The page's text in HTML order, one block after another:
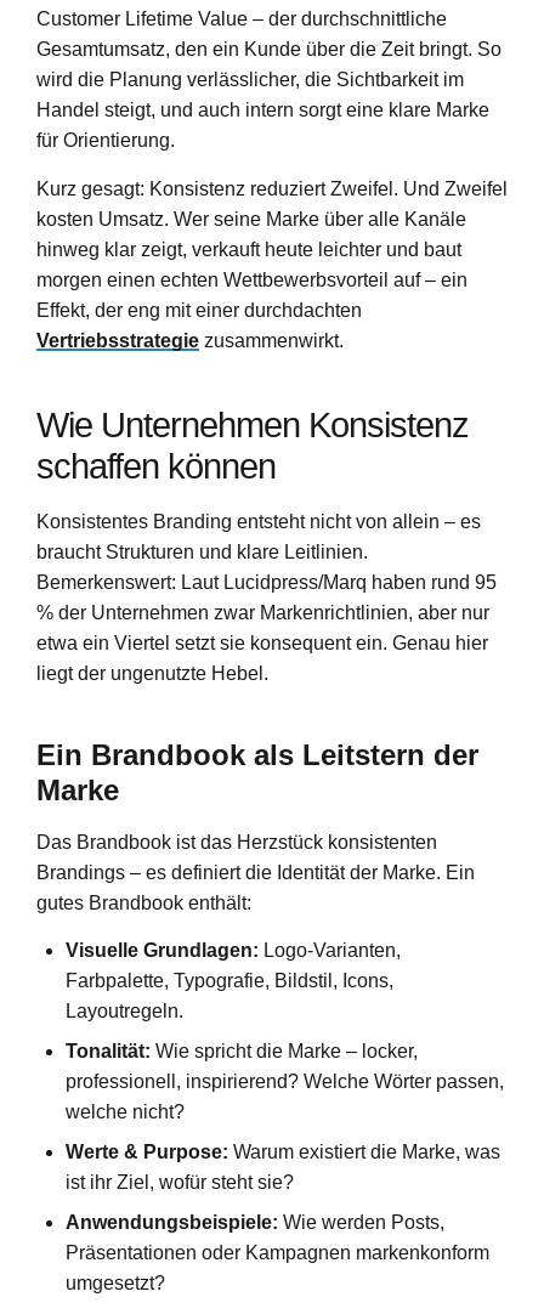
Customer Lifetime Value – der durchschnittliche
Gesamtumsatz, den ein Kunde über die Zeit bringt. So
wird die Planung verlässlicher, die Sichtbarkeit im
Handel steigt, und auch intern sorgt eine klare Marke
für Orientierung.
Kurz gesagt: Konsistenz reduziert Zweifel. Und Zweifel
kosten Umsatz. Wer seine Marke über alle Kanäle
hinweg klar zeigt, verkauft heute leichter und baut
morgen einen echten Wettbewerbsvorteil auf – ein
Effekt, der eng mit einer durchdachten
Vertriebsstrategie zusammenwirkt.
Wie Unternehmen Konsistenz
schaffen können
Konsistentes Branding entsteht nicht von allein – es
braucht Strukturen und klare Leitlinien.
Bemerkenswert: Laut Lucidpress/Marq haben rund 95
% der Unternehmen zwar Markenrichtlinien, aber nur
etwa ein Viertel setzt sie konsequent ein. Genau hier
liegt der ungenutzte Hebel.
Ein Brandbook als Leitstern der
Marke
Das Brandbook ist das Herzstück konsistenten
Brandings – es definiert die Identität der Marke. Ein
gutes Brandbook enthält:
Visuelle Grundlagen: Logo-Varianten,
Farbpalette, Typografie, Bildstil, Icons,
Layoutregeln.
Tonalität: Wie spricht die Marke – locker,
professionell, inspirierend? Welche Wörter passen,
welche nicht?
Werte & Purpose: Warum existiert die Marke, was
ist ihr Ziel, wofür steht sie?
Anwendungsbeispiele: Wie werden Posts,
Präsentationen oder Kampagnen markenkonform
umgesetzt?